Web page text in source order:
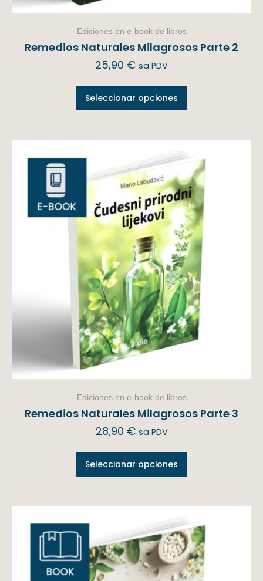
Ediciones en e-book de libros
Remedios Naturales Milagrosos Parte 2
25,90 € sa PDV
Seleccionar opciones
Ediciones en e-book de libros
Remedios Naturales Milagrosos Parte 3
28,90 € sa PDV
Seleccionar opciones